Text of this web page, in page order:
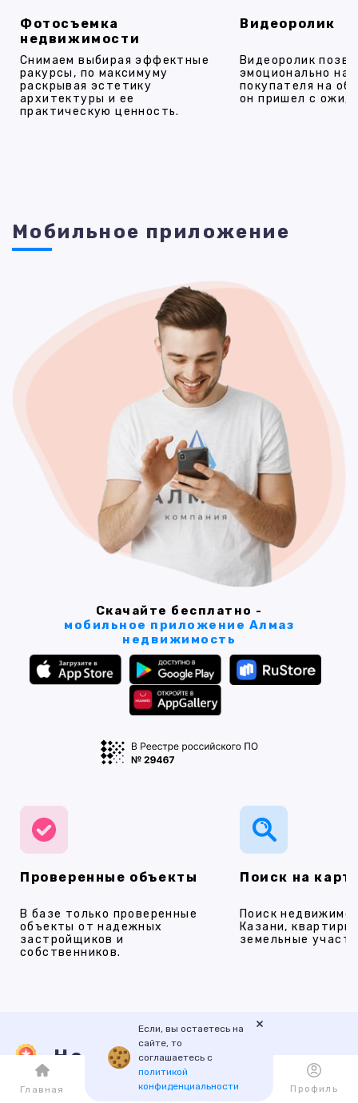
Фотосъемка
недвижимости
Снимаем выбирая эффектные
ракурсы, по максимуму
раскрывая эстетику
архитектуры и ее
практическую ценность.
Видеоролик
Видеоролик
эмоционально
покупателя на
он пришел с
Мобильное приложение
Скачайте бесплатно -
мобильное приложение Алмаз
недвижимость
Проверенные объекты
В базе только проверенные
объекты от надежных
застройщиков и
собственников.
Поиск на
Поиск
Казани,
земельные
Наши услуги
Если, вы остаетесь на
сайте, то
соглашаетесь с
политикой
конфиденциальности
×
Главная Каталог Избранное Профиль